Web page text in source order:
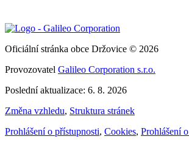
Oficiální stránka obce Držovice © 2026
Provozovatel Galileo Corporation s.r.o.
Poslední aktualizace: 6. 8. 2026
Změna vzhledu, Struktura stránek
Prohlášení o přístupnosti, Cookies, Prohlášení